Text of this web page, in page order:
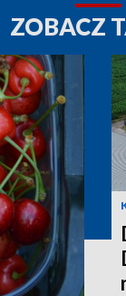
ZOBACZ